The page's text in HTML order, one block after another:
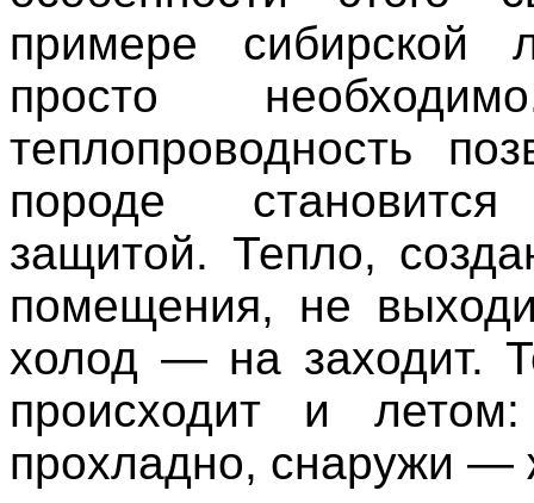
примере сибирской
просто
теплопроводность
породе
защитой. Тепло,
помещения, не
холод — на заходит.
происходит и
прохладно, снаружи —